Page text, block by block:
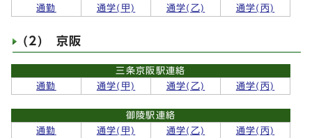
通勤
通学(甲) 通学(乙) 通学(丙)
(2) 京阪
三条京阪駅連絡
通勤
通学(甲) 通学(乙) 通学(丙)
御陵駅連絡
通勤
通学(甲) 通学(乙) 通学(丙)